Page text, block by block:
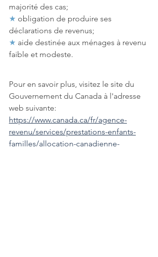
majorité des cas;
★ obligation de produire ses
déclarations de revenus;
★ aide destinée aux ménages à revenu
faible et modeste.
Pour en savoir plus, visitez le site du
Gouvernement du Canada à l'adresse
web suivante:
https://www.canada.ca/fr/agence-
revenu/services/prestations-enfants-
familles/allocation-canadienne-